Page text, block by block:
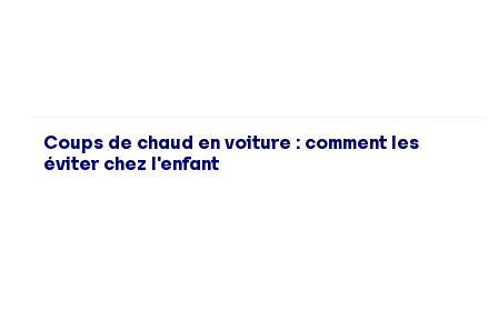
Coups de chaud en voiture : comment les
éviter chez l'enfant